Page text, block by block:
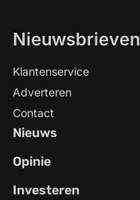
Nieuwsbrieven
Klantenservice
Adverteren
Contact
Nieuws
Opinie
Investeren